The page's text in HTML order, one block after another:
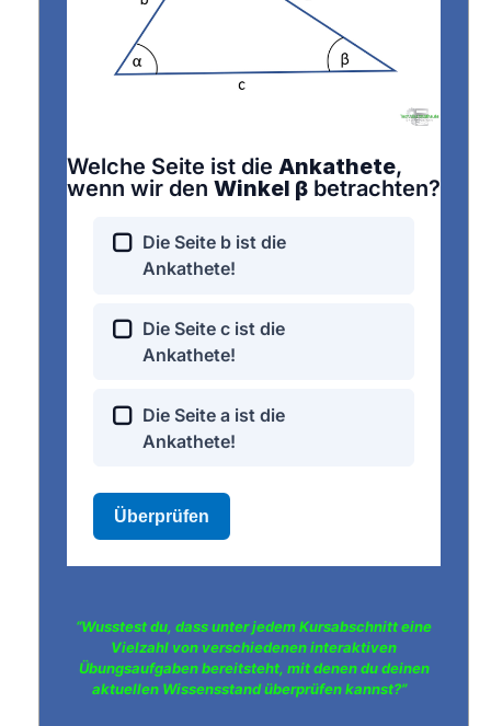
“Wusstest du, dass unter jedem Kursabschnitt eine
Vielzahl von verschiedenen interaktiven
Übungsaufgaben bereitsteht, mit denen du deinen
aktuellen Wissensstand überprüfen kannst?”